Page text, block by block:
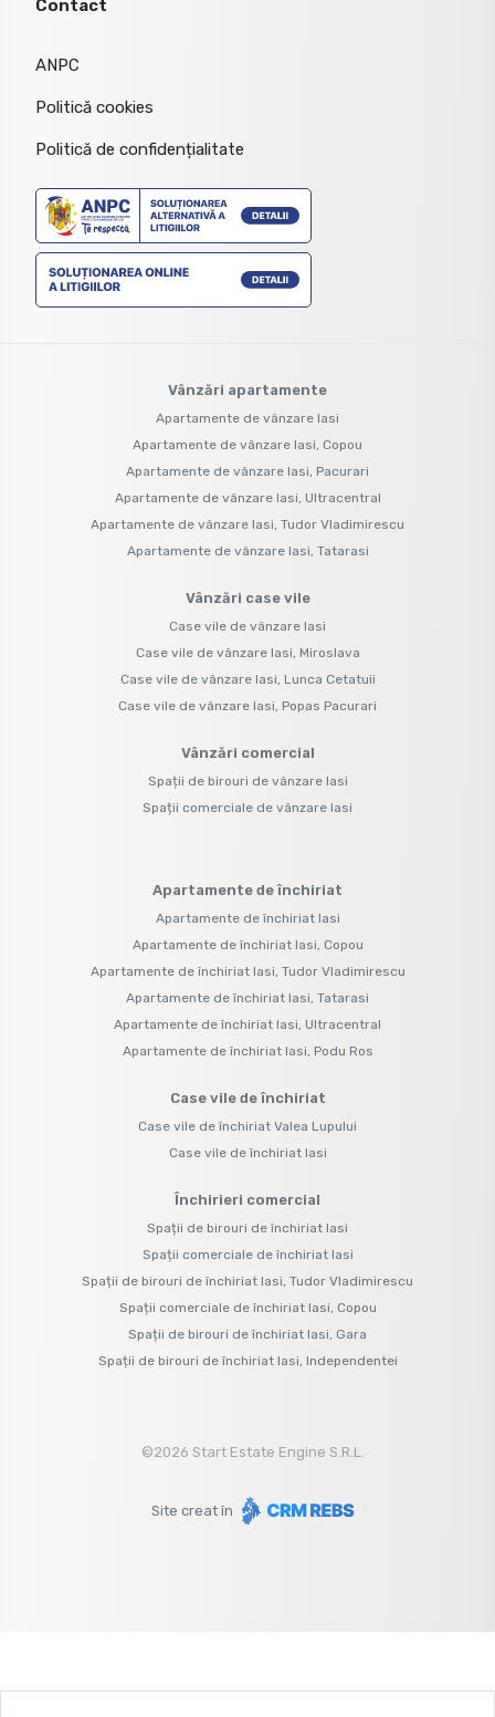
Contact
ANPC
Politică cookies
Politică de confidențialitate
Vânzări apartamente
Apartamente de vânzare Iasi
Apartamente de vânzare Iasi, Copou
Apartamente de vânzare Iasi, Pacurari
Apartamente de vânzare Iasi, Ultracentral
Apartamente de vânzare Iasi, Tudor Vladimirescu
Apartamente de vânzare Iasi, Tatarasi
Vânzări case vile
Case vile de vânzare Iasi
Case vile de vânzare Iasi, Miroslava
Case vile de vânzare Iasi, Lunca Cetatuii
Case vile de vânzare Iasi, Popas Pacurari
Vânzări comercial
Spații de birouri de vânzare Iasi
Spații comerciale de vânzare Iasi
Apartamente de închiriat
Apartamente de închiriat Iasi
Apartamente de închiriat Iasi, Copou
Apartamente de închiriat Iasi, Tudor Vladimirescu
Apartamente de închiriat Iasi, Tatarasi
Apartamente de închiriat Iasi, Ultracentral
Apartamente de închiriat Iasi, Podu Ros
Case vile de închiriat
Case vile de închiriat Valea Lupului
Case vile de închiriat Iasi
Închirieri comercial
Spații de birouri de închiriat Iasi
Spații comerciale de închiriat Iasi
Spații de birouri de închiriat Iasi, Tudor Vladimirescu
Spații comerciale de închiriat Iasi, Copou
Spații de birouri de închiriat Iasi, Gara
Spații de birouri de închiriat Iasi, Independentei
©2026 Start Estate Engine S.R.L.
Site creat în